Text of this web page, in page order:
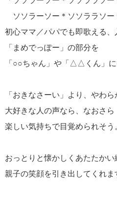
ソソラーソー＊ソソララソー
初心ママ／パパでも即歌える、
「まめでっぽー」の部分を
「○○ちゃん」や「△△くん」に
「おきなさーい」より、やわら
大好きな人の声なら、なおさら
楽しい気持ちで目覚められそう
おっとりと懐かしくあたたかい
親子の笑顔を引き出してくれま